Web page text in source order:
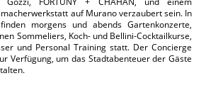
auf Murano verzaubert sein. In
morgens und abends Gartenkonzerte,
Sommeliers, Koch- und Bellini-Cocktailkurse,
und Personal Training statt. Der Concierge
Verfügung, um das Stadtabenteuer der Gäste